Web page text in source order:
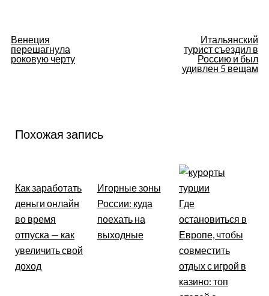
Навигация
по
Венеция
перешагнула
роковую черту
Итальянский
турист съездил в
Россию и был
удивлен 5 вещам
Похожая запись
Как заработать
деньги онлайн
во время
отпуска — как
увеличить свой
доход
Игорные зоны
России: куда
поехать на
выходные
Где
остановиться в
Европе, чтобы
совместить
отдых с игрой в
казино: топ